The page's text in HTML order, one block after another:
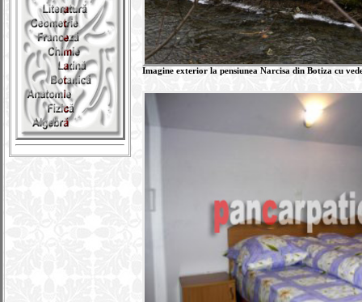
Imagine exterior la pensiunea Narcisa din Botiza cu